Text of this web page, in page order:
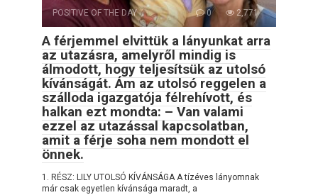
POSITIVE OF THE DAY 0 2,771
A férjemmel elvittük a lányunkat arra
az utazásra, amelyről mindig is
álmodott, hogy teljesítsük az utolsó
kívánságát. Ám az utolsó reggelen a
szálloda igazgatója félrehívott, és
halkan ezt mondta: – Van valami
ezzel az utazással kapcsolatban,
amit a férje soha nem mondott el
önnek.
1. RÉSZ: LILY UTOLSÓ KÍVÁNSÁGA A tízéves lányomnak
már csak egyetlen kívánsága maradt, a